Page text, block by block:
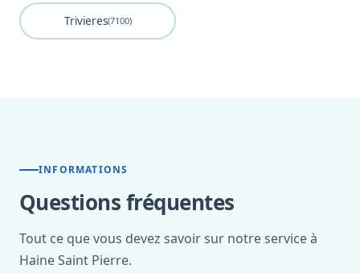
Trivieres(7100)
INFORMATIONS
Questions fréquentes
Tout ce que vous devez savoir sur notre service à
Haine Saint Pierre.